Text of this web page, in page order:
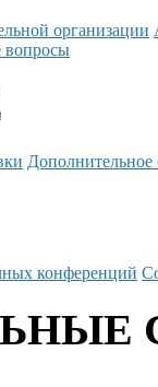
организации
вопросы
Дополнительное
конференций